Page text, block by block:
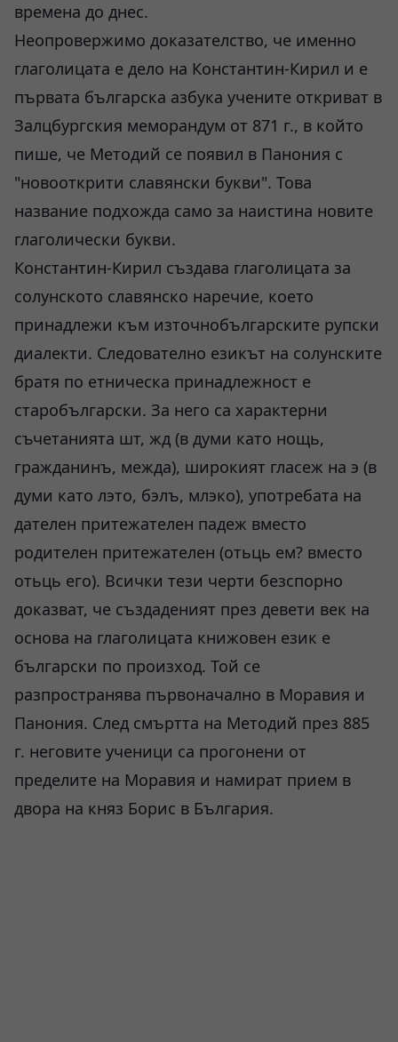
времена до днес.
Неопровержимо доказателство, че именно
глаголицата е дело на Константин-Кирил и е
първата българска азбука учените откриват в
Залцбургския меморандум от 871 г., в който
пише, че Методий се появил в Панония с
"новооткрити славянски букви". Това
название подхожда само за наистина новите
глаголически букви.
Константин-Кирил създава глаголицата за
солунското славянско наречие, което
принадлежи към източнобългарските рупски
диалекти. Следователно езикът на солунските
братя по етническа принадлежност е
старобългарски. За него са характерни
съчетанията шт, жд (в думи като нощь,
гражданинъ, межда), широкият гласеж на э (в
думи като лэто, бэлъ, млэко), употребата на
дателен притежателен падеж вместо
родителен притежателен (отьць ем? вместо
отьць его). Всички тези черти безспорно
доказват, че създаденият през девети век на
основа на глаголицата книжовен език е
български по произход. Той се
разпространява първоначално в Моравия и
Панония. След смъртта на Методий през 885
г. неговите ученици са прогонени от
пределите на Моравия и намират прием в
двора на княз Борис в България.